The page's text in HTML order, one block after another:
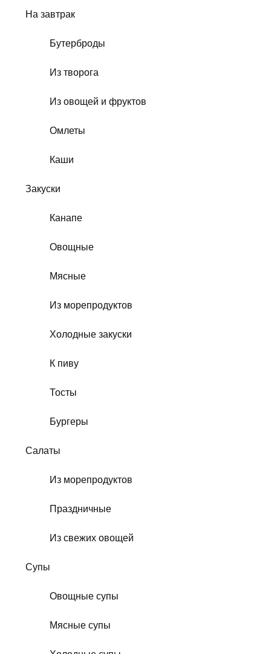
На завтрак
Бутерброды
Из творога
Из овощей и фруктов
Омлеты
Каши
Закуски
Канапе
Овощные
Мясные
Из морепродуктов
Холодные закуски
К пиву
Тосты
Бургеры
Салаты
Из морепродуктов
Праздничные
Из свежих овощей
Супы
Овощные супы
Мясные супы